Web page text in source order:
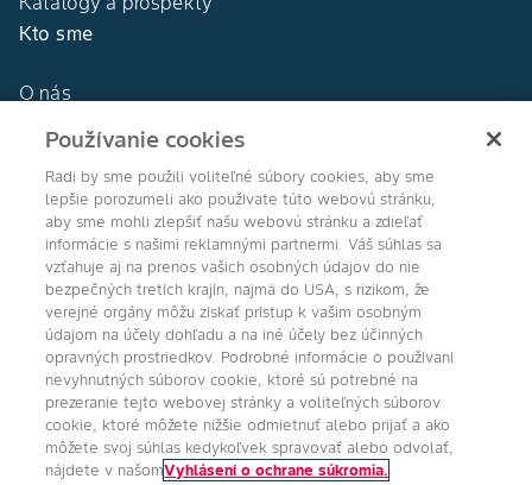
Kto sme
O nás
DEKALB®
Naše hodnoty
Agro Bayer
Slovensko
Sledujte nás
Používanie cookies
Radi by sme použili voliteľné súbory cookies, aby sme
lepšie porozumeli ako používate túto webovú stránku,
aby sme mohli zlepšiť našu webovú stránku a zdieľať
informácie s našimi reklamnými partnermi. Váš súhlas sa
vzťahuje aj na prenos vašich osobných údajov do nie
bezpečných tretích krajín, najmä do USA, s rizikom, že
verejné orgány môžu získať prístup k vašim osobným
údajom na účely dohľadu a na iné účely bez účinných
opravných prostriedkov. Podrobné informácie o používaní
nevyhnutných súborov cookie, ktoré sú potrebné na
prezeranie tejto webovej stránky a voliteľných súborov
cookie, ktoré môžete nižšie odmietnuť alebo prijať a ako
môžete svoj súhlas kedykoľvek spravovať alebo odvolať,
nájdete v našomVyhlásení o ochrane súkromia.